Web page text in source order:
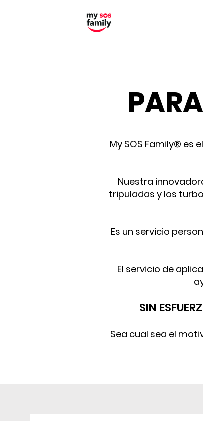
My SOS Family® es
Nuestra
tripuladas y los
Es un servicio
El servicio de
SIN
Sea cual sea el